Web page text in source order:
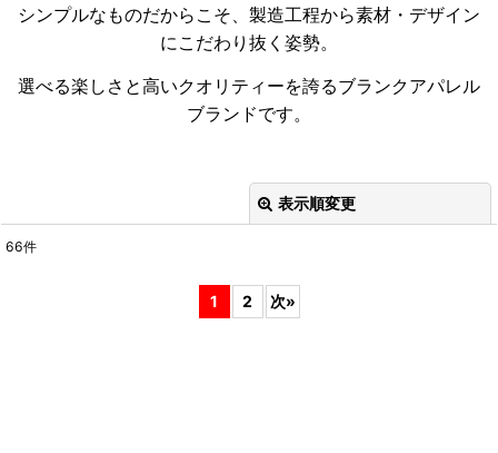
シンプルなものだからこそ、製造工程から素材・デザイン
にこだわり抜く姿勢。
選べる楽しさと高いクオリティーを誇るブランクアパレル
ブランドです。
表示順変更
66件
1 2 次»